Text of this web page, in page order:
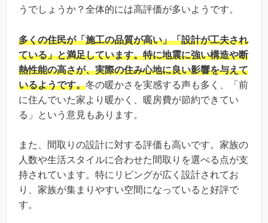
うでしょうか？全体的には高評価が多いようです。
多くの住民が「施工の品質が高い」「設計が工夫され
ている」と満足しています。特に地震に強い構造や断
熱性能の高さが、実際の住み心地に良い影響を与えて
いるようです。冬の暖かさを実感する声も多く、「前
に住んでいた家より暖かく、暖房費が節約できてい
る」という意見もあります。
また、間取りの設計に対する評価も高いです。家族の
人数や生活スタイルに合わせた間取りを選べる点が支
持されています。特にリビングが広く設計されてお
り、家族が集まりやすい空間になっていると好評で
す。